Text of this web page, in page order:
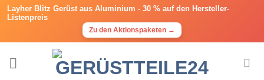
Layher Blitz Gerüst aus Aluminium - 30 % auf den Hersteller-
Listenpreis
Zu den Aktionspaketen →